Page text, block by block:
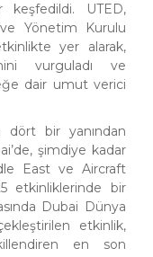
UTED,
Yönetim Kurulu
yer alarak,
vurguladı ve
dair umut verici
dört bir yanından
şimdiye kadar
East ve Aircraft
etkinliklerinde bir
Dubai Dünya
etkinlik,
en son